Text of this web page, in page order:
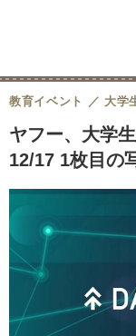
ヤフー、大学
12/17 1枚目の
教育イベント 大学